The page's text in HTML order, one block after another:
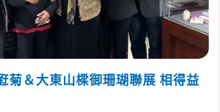
菊＆大東山樑御珊瑚聯展 相得益